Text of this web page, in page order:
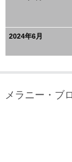
2024年6月
メラニー・ブ